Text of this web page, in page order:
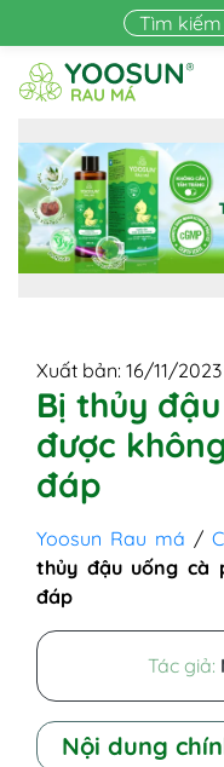
Skip to main content
Xuất bản: 16/11/2023
Bị thủy
được
đáp
Yoosun Rau má /
thủy đậu uống cà
đáp
Tác giả:
Nội dung